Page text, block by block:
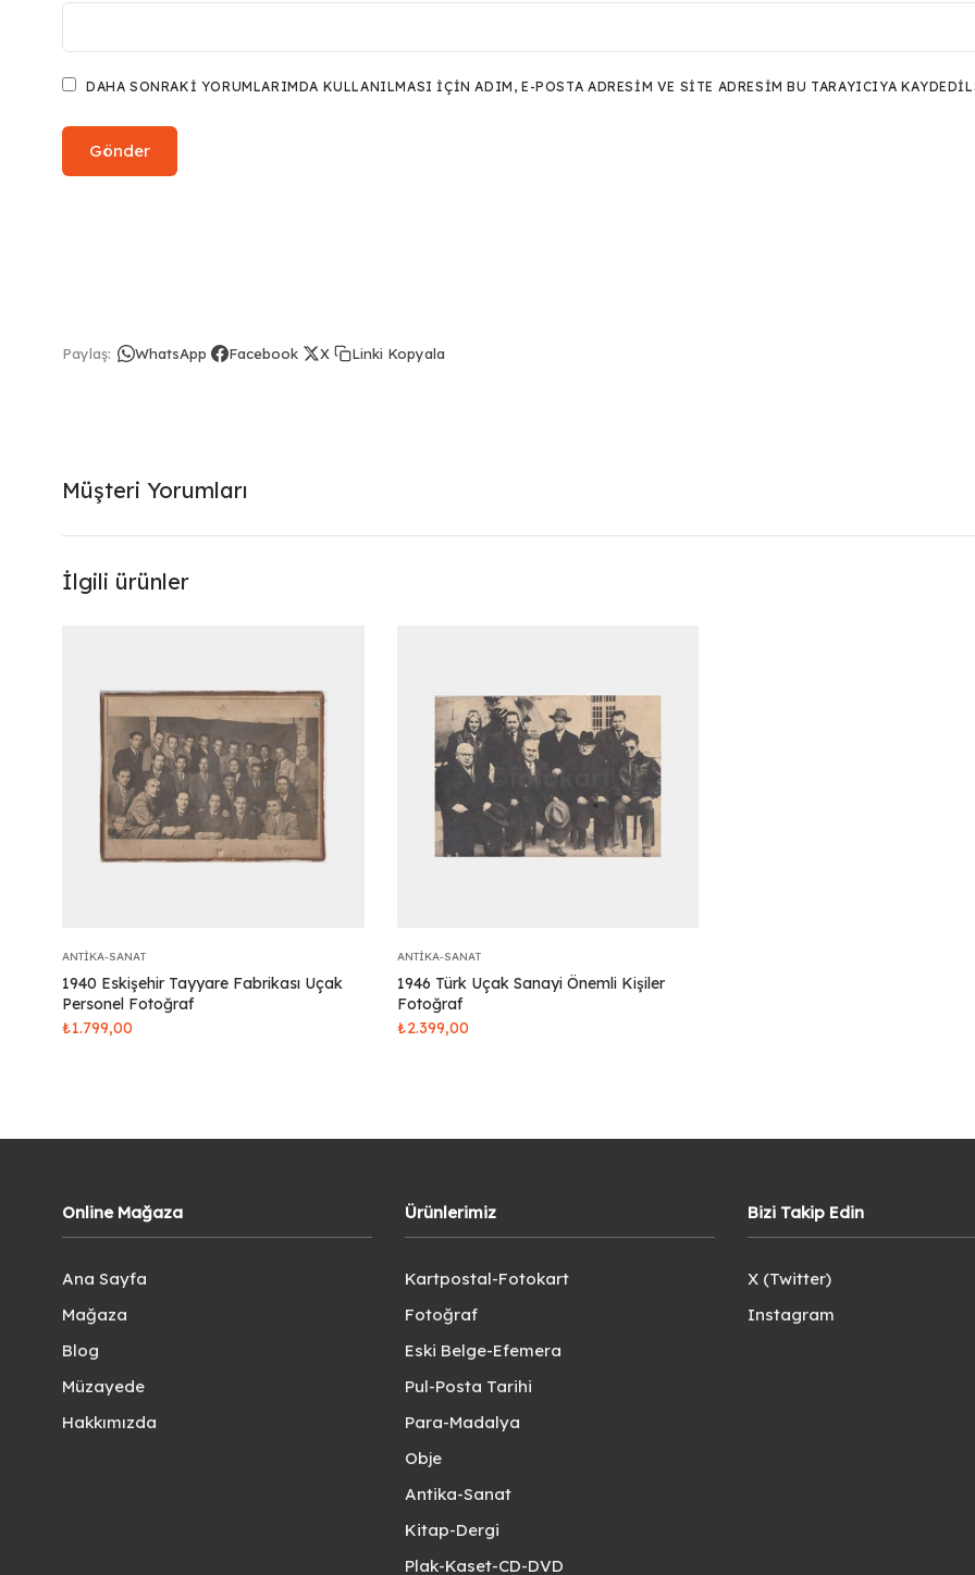
DAHA SONRAKI YORUMLARIMDA KULLANILMASI IÇIN ADIM, E-POSTA ADRESIM VE SITE ADRESIM BU TARAYICIYA
Paylaş: WhatsApp Facebook X Linki Kopyala
Müşteri Yorumları
İlgili ürünler
ANTIKA-SANAT
1940 Eskişehir Tayyare Fabrikası Uçak
Personel Fotoğraf
₺1.799,00
ANTIKA-SANAT
1946 Türk Uçak Sanayi Önemli Kişiler
Fotoğraf
₺2.399,00
Online Mağaza
Ana Sayfa
Mağaza
Blog
Müzayede
Hakkımızda
Ürünlerimiz
Kartpostal-Fotokart
Fotoğraf
Eski Belge-Efemera
Pul-Posta Tarihi
Para-Madalya
Obje
Antika-Sanat
Kitap-Dergi
Plak-Kaset-CD-DVD
Bizi Takip Edin
X (Twitter)
Instagram